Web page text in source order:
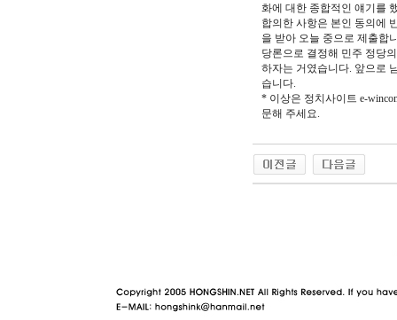
화에 대한 종합적인 얘기를
합의한 사항은 본인 동의에
을 받아 오늘 중으로 제출합
당론으로 결정해 민주 정당
하자는 거였습니다. 앞으로
습니다.
* 이상은 정치사이트 e-
문해 주세요.